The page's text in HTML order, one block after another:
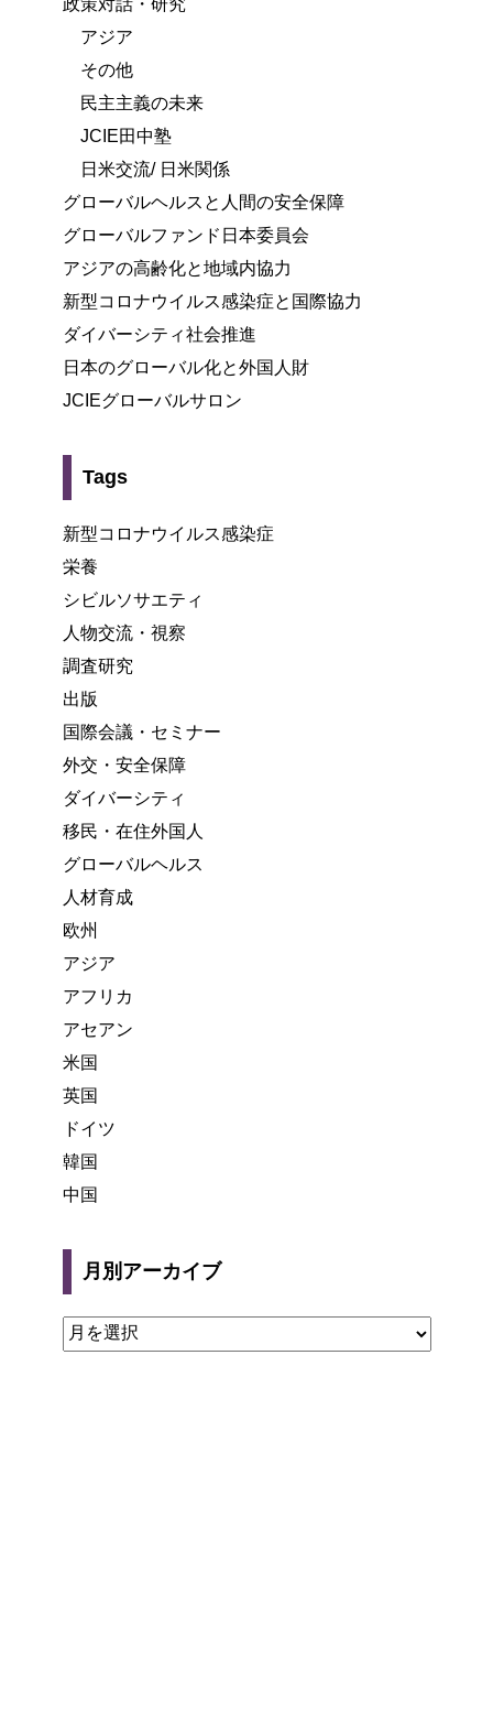
アジア
その他
民主主義の未来
JCIE田中塾
日米交流/ 日米関係
グローバルヘルスと人間の安全保障
グローバルファンド日本委員会
アジアの高齢化と地域内協力
新型コロナウイルス感染症と国際協力
ダイバーシティ社会推進
日本のグローバル化と外国人財
JCIEグローバルサロン
Tags
新型コロナウイルス感染症
栄養
シビルソサエティ
人物交流・視察
調査研究
出版
国際会議・セミナー
外交・安全保障
ダイバーシティ
移民・在住外国人
グローバルヘルス
人材育成
欧州
アジア
アフリカ
アセアン
米国
英国
ドイツ
韓国
中国
月別アーカイブ